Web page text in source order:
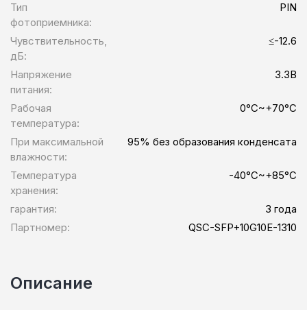
Тип
фотоприемника:
PIN
Чувствительность,
дБ:
≤-12.6
Напряжение
питания:
3.3В
Рабочая
температура:
0°C~+70°C
При максимальной
влажности:
95% без образования конденсата
Температура
хранения:
-40°C~+85°C
гарантия:
3 года
Партномер:
QSC-SFP+10G10E-1310
Описание